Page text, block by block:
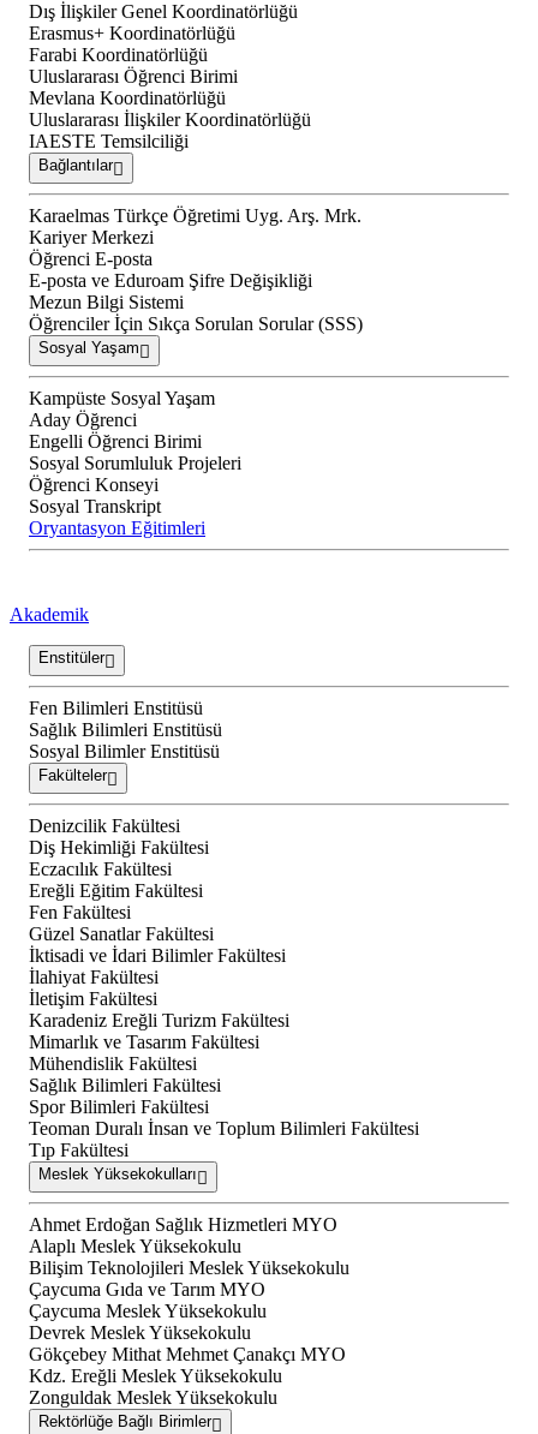
Dış İlişkiler Genel Koordinatörlüğü
Erasmus+ Koordinatörlüğü
Farabi Koordinatörlüğü
Uluslararası Öğrenci Birimi
Mevlana Koordinatörlüğü
Uluslararası İlişkiler Koordinatörlüğü
IAESTE Temsilciliği
Bağlantılar
Karaelmas Türkçe Öğretimi Uyg. Arş. Mrk.
Kariyer Merkezi
Öğrenci E-posta
E-posta ve Eduroam Şifre Değişikliği
Mezun Bilgi Sistemi
Öğrenciler İçin Sıkça Sorulan Sorular (SSS)
Sosyal Yaşam
Kampüste Sosyal Yaşam
Aday Öğrenci
Engelli Öğrenci Birimi
Sosyal Sorumluluk Projeleri
Öğrenci Konseyi
Sosyal Transkript
Oryantasyon Eğitimleri
Akademik
Enstitüler
Fen Bilimleri Enstitüsü
Sağlık Bilimleri Enstitüsü
Sosyal Bilimler Enstitüsü
Fakülteler
Denizcilik Fakültesi
Diş Hekimliği Fakültesi
Eczacılık Fakültesi
Ereğli Eğitim Fakültesi
Fen Fakültesi
Güzel Sanatlar Fakültesi
İktisadi ve İdari Bilimler Fakültesi
İlahiyat Fakültesi
İletişim Fakültesi
Karadeniz Ereğli Turizm Fakültesi
Mimarlık ve Tasarım Fakültesi
Mühendislik Fakültesi
Sağlık Bilimleri Fakültesi
Spor Bilimleri Fakültesi
Teoman Duralı İnsan ve Toplum Bilimleri Fakültesi
Tıp Fakültesi
Meslek Yüksekokulları
Ahmet Erdoğan Sağlık Hizmetleri MYO
Alaplı Meslek Yüksekokulu
Bilişim Teknolojileri Meslek Yüksekokulu
Çaycuma Gıda ve Tarım MYO
Çaycuma Meslek Yüksekokulu
Devrek Meslek Yüksekokulu
Gökçebey Mithat Mehmet Çanakçı MYO
Kdz. Ereğli Meslek Yüksekokulu
Zonguldak Meslek Yüksekokulu
Rektörlüğe Bağlı Birimler